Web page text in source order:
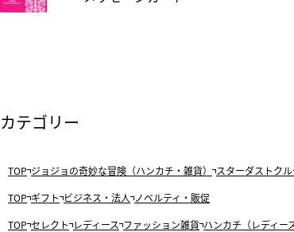
カテゴリー
TOP ジョジョの奇妙な冒険（ハンカチ・雑貨）
スターダストク
TOP ギフト ビジネス・法人 ノベルティ・販促
TOP セレクト レディース ファッション雑貨 ハンカチ（レディース